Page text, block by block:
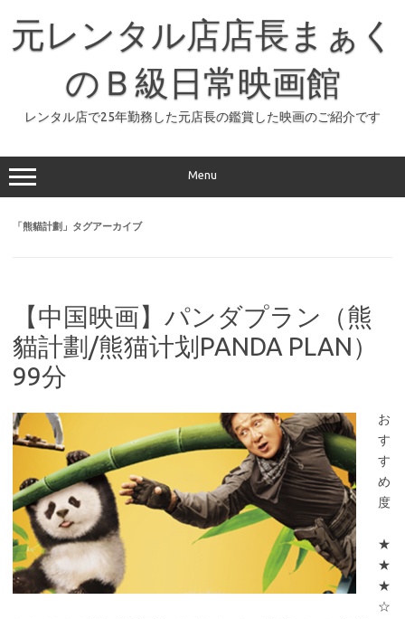
元レンタル店店長まぁく
のＢ級日常映画館
レンタル店で25年勤務した元店長の鑑賞した映画のご紹介です
Menu
「熊貓計劃 」タグアーカイブ
【中国映画】パンダプラン（熊
貓計劃/熊猫计划PANDA PLAN）
99分
お
す
す
め
度
★
★
★
☆